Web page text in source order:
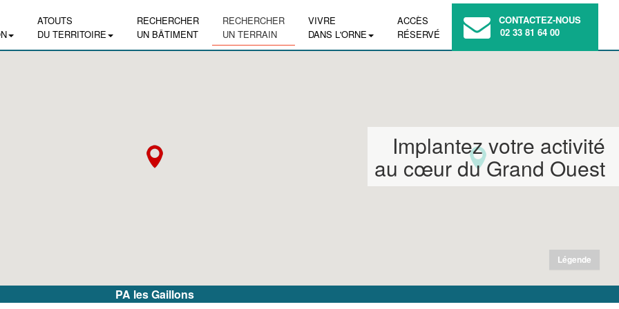
ATOUTS
DU TERRITOIRE
RECHERCHER
UN BÂTIMENT
RECHERCHER
UN TERRAIN
VIVRE
DANS L'ORNE
ACCÈS
RÉSERVÉ
CONTACTEZ-NOUS
02 33 81 64 00
Légende
PA les Gaillons
Implantez votre activité
au cœur du Grand Ouest